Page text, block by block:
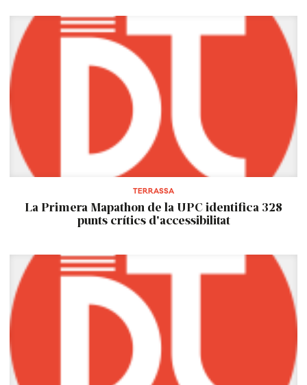
TERRASSA
La Primera Mapathon de la UPC identifica 328
punts crítics d'accessibilitat